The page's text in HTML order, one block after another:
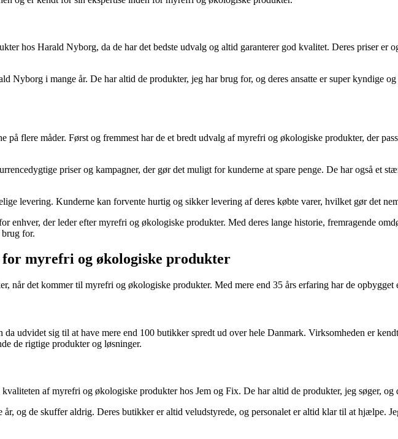
hos Harald Nyborg, da de har det bedste udvalg og altid garanterer god kvalitet. Deres priser er
Nyborg i mange år. De har altid de produkter, jeg har brug for, og deres ansatte er super kyndige
på flere måder. Først og fremmest har de et bredt udvalg af myrefri og økologiske produkter, der
priser og kampagner, der gør det muligt for kunderne at spare penge. De har også et
levering. Kunderne kan forvente hurtig og sikker levering af deres købte varer, hvilket gør det
enhver, der leder efter myrefri og økologiske produkter. Med deres lange historie, fremragende
for.
myrefri og økologiske produkter
når det kommer til myrefri og økologiske produkter. Med mere end 35 års erfaring har de
udvidet sig til at have mere end 100 butikker spredt ud over hele Danmark. Virksomheden er
de rigtige produkter og løsninger.
af myrefri og økologiske produkter hos Jem og Fix. De har altid de produkter, jeg søger,
år, og de skuffer aldrig. Deres butikker er altid veludstyrede, og personalet er altid klar til at hjælpe.